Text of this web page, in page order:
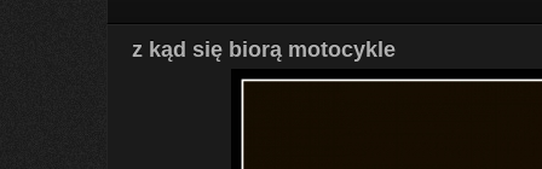
z kąd się biorą motocykle